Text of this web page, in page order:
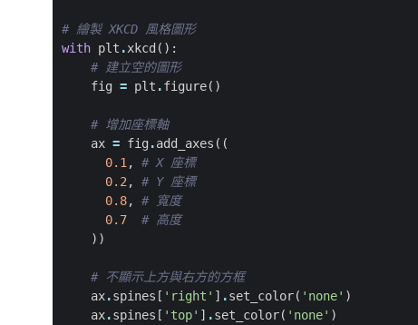
# 繪製 XKCD 風格圖形
with plt .xkcd ():
# 建立空的圖形
fig = plt .figure()
# 增加座標軸
ax = fig .add_axes ((
0.1,
# X 座標
0.2,
# Y 座標
0.8,
# 寬度
0.7
# 高度
))
# 不顯示上方與右方的方框
ax.spines [ 'right' ] .set_color( 'none' )
ax.spines [ 'top' ] .set_color( 'none' )